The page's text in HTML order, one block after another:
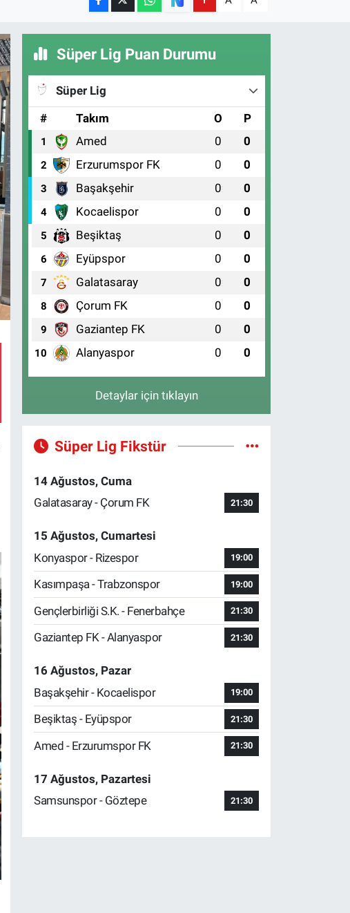
Süper Lig Puan Durumu
Süper Lig
#
Takım O P
1 Amed 0 0
2 Erzurumspor FK 0 0
3 Başakşehir 0 0
4 Kocaelispor 0 0
5 Beşiktaş 0 0
6 Eyüpspor 0 0
7 Galatasaray 0 0
8 Çorum FK 0 0
9 Gaziantep FK 0 0
10 Alanyaspor 0 0
Detaylar için tıklayın
Süper Lig Fikstür
14 Ağustos, Cuma
Galatasaray - Çorum FK
21:30
15 Ağustos, Cumartesi
Konyaspor - Rizespor
19:00
Kasımpaşa - Trabzonspor 19:00
Gençlerbirliği S.K. - Fenerbahçe 21:30
Gaziantep FK - Alanyaspor 21:30
16 Ağustos, Pazar
Başakşehir - Kocaelispor
19:00
Beşiktaş - Eyüpspor 21:30
Amed - Erzurumspor FK 21:30
17 Ağustos, Pazartesi
Samsunspor - Göztepe
21:30